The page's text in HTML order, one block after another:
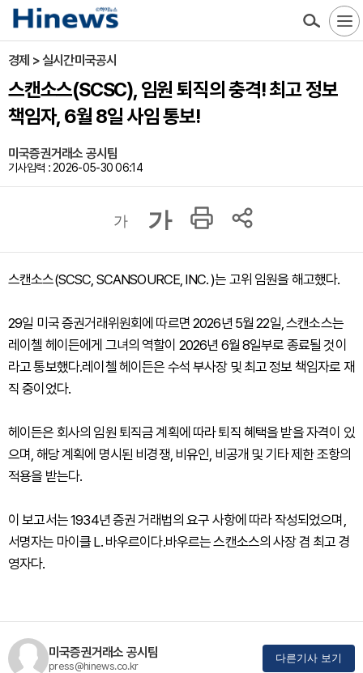
경제 > 실시간미국공시
스캔소스(SCSC), 임원 퇴직의 충격! 최고 정보
책임자, 6월 8일 사임 통보!
미국증권거래소 공시팀
기사입력 : 2026-05-30 06:14
가 가
스캔소스(SCSC, SCANSOURCE, INC. )는 고위 임원을 해고했다.
29일 미국 증권거래위원회에 따르면 2026년 5월 22일, 스캔소스는
레이첼 헤이든에게 그녀의 역할이 2026년 6월 8일부로 종료될 것이
라고 통보했다.레이첼 헤이든은 수석 부사장 및 최고 정보 책임자로 재
직 중이었다.
헤이든은 회사의 임원 퇴직금 계획에 따라 퇴직 혜택을 받을 자격이 있
으며, 해당 계획에 명시된 비경쟁, 비유인, 비공개 및 기타 제한 조항의
적용을 받는다.
이 보고서는 1934년 증권 거래법의 요구 사항에 따라 작성되었으며,
서명자는 마이클 L. 바우르이다.바우르는 스캔소스의 사장 겸 최고 경
영자다.
미국증권거래소 공시팀
press@hinews.co.kr
다른기사 보기